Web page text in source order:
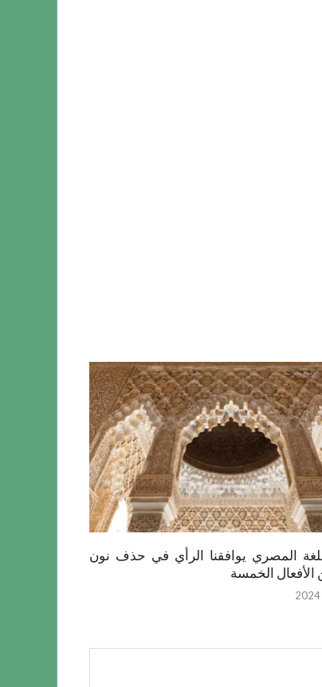
المصري يوافقنا الرأي في حذف نون
الأفعال الخمسة